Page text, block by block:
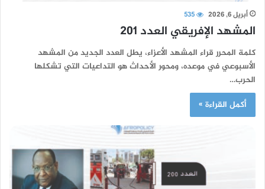
أبريل 6, 2026 535
المشهد الإفريقي العدد 201
كلمة المحرر قراء المشهد الأعزاء، يطل العدد الجديد من المشهد
الأسبوعي في موعده، ومحور الأحداث هو التداعيات التي تشكلها
الحرب…
أكمل القراءة »